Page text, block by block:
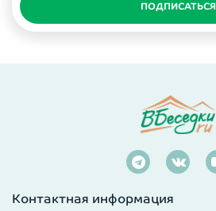
ПОДПИСАТЬСЯ
Контактная информация